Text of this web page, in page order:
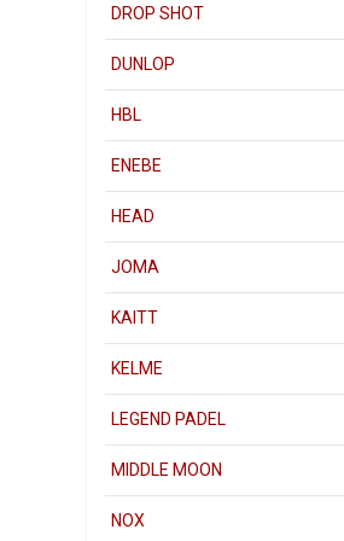
DROP SHOT
DUNLOP
HBL
ENEBE
HEAD
JOMA
KAITT
KELME
LEGEND PADEL
MIDDLE MOON
NOX